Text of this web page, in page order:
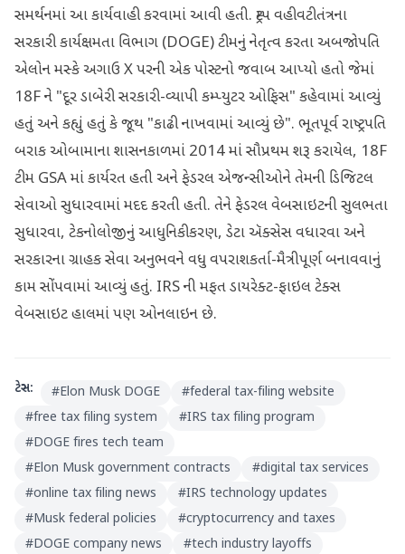
સમર્થનમાં આ કાર્યવાહી કરવામાં આવી હતી. ટ્રમ્પ વહીવટીતંત્રના
સરકારી કાર્યક્ષમતા વિભાગ (DOGE) ટીમનું નેતૃત્વ કરતા અબજોપતિ
એલોન મસ્કે અગાઉ X પરની એક પોસ્ટનો જવાબ આપ્યો હતો જેમાં
18F ને "દૂર ડાબેરી સરકારી-વ્યાપી કમ્પ્યુટર ઓફિસ" કહેવામાં આવ્યું
હતું અને કહ્યું હતું કે જૂથ "કાઢી નાખવામાં આવ્યું છે". ભૂતપૂર્વ રાષ્ટ્રપતિ
બરાક ઓબામાના શાસનકાળમાં 2014 માં સૌપ્રથમ શરૂ કરાયેલ, 18F
ટીમ GSA માં કાર્યરત હતી અને ફેડરલ એજન્સીઓને તેમની ડિજિટલ
સેવાઓ સુધારવામાં મદદ કરતી હતી. તેને ફેડરલ વેબસાઇટની સુલભતા
સુધારવા, ટેકનોલોજીનું આધુનિકીકરણ, ડેટા ઍક્સેસ વધારવા અને
સરકારના ગ્રાહક સેવા અનુભવને વધુ વપરાશકર્તા-મૈત્રીપૂર્ણ બનાવવાનું
કામ સોંપવામાં આવ્યું હતું. IRS ની મફત ડાયરેક્ટ-ફાઇલ ટેક્સ
વેબસાઇટ હાલમાં પણ ઓનલાઇન છે.
ટેગ્સ: #Elon Musk DOGE #federal tax-filing website
#free tax filing system #IRS tax filing program
#DOGE fires tech team
#Elon Musk government contracts #digital tax services
#online tax filing news #IRS technology updates
#Musk federal policies #cryptocurrency and taxes
#DOGE company news #tech industry layoffs